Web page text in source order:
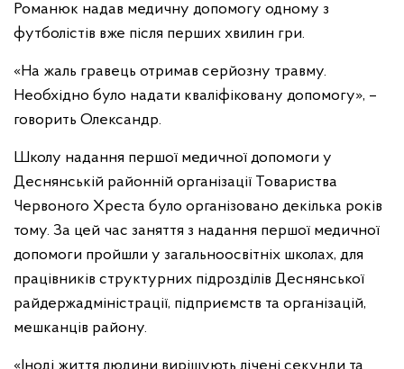
Романюк надав медичну допомогу одному з
футболістів вже після перших хвилин гри.
«На жаль гравець отримав серйозну травму.
Необхідно було надати кваліфіковану допомогу», –
говорить Олександр.
Школу надання першої медичної допомоги у
Деснянській районній організації Товариства
Червоного Хреста було організовано декілька років
тому. За цей час заняття з надання першої медичної
допомоги пройшли у загальноосвітніх школах, для
працівників структурних підрозділів Деснянської
райдержадміністрації, підприємств та організацій,
мешканців району.